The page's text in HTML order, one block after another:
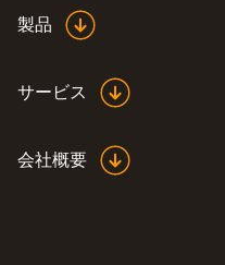
製品
サービス
会社概要